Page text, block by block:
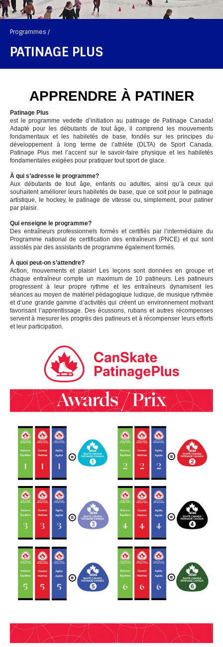
Programmes /
PATINAGE PLUS
APPRENDRE À PATINER
Patinage Plus
est le programme vedette d’initiation au patinage de Patinage Canada!
Adapté pour les débutants de tout âge, il comprend les mouvements
fondamentaux et les habiletés de base, fondés sur les principes du
développement à long terme de l’athlète (DLTA) de Sport Canada.
Patinage Plus met l’accent sur le savoir-faire physique et les habiletés
fondamentales exigées pour pratiquer tout sport de glace.
À qui s’adresse le programme?
Aux débutants de tout âge, enfants ou adultes, ainsi qu’à ceux qui
souhaitent améliorer leurs habiletés de base, que ce soit pour le patinage
artistique, le hockey, le patinage de vitesse ou, simplement, pour patiner
par plaisir.
Qui enseigne le programme?
Des entraîneurs professionnels formés et certifiés par l’intermédiaire du
Programme national de certification des entraîneurs (PNCE) et qui sont
assistés par des assistants de programme également formés.
À quoi peut-on s’attendre?
Action, mouvements et plaisir! Les leçons sont données en groupe et
chaque entraîneur compte un maximum de 10 patineurs. Les patineurs
progressent à leur propre rythme et les entraîneurs dynamisent les
séances au moyen de matériel pédagogique ludique, de musique rythmée
et d’une grande gamme d’activités qui créent un environnement motivant
favorisant l’apprentissage. Des écussons, rubans et autres récompenses
servent à mesurer les progrès des patineurs et à récompenser leurs efforts
et leur participation.